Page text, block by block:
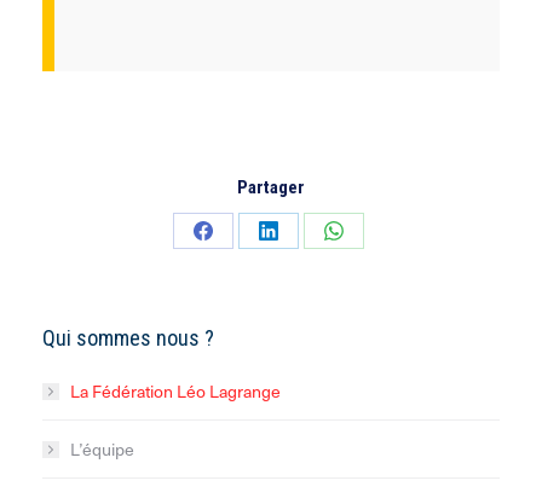
Partager
PartagerPartagerPartager
Qui sommes nous ?
La Fédération Léo Lagrange
L’équipe